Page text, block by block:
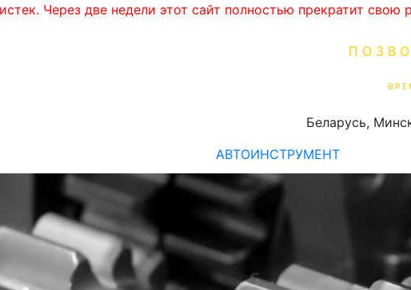
Через две недели этот сайт полностью прекратит
Беларусь,
АВТОИНСТРУМЕНТ